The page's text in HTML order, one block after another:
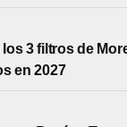
3 filtros de
en 2027